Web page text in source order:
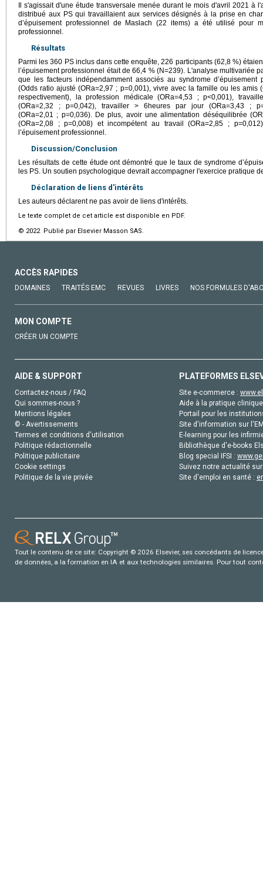
Il s'agissait d'une étude transversale menée durant le mois d'avril 2021 à
distribué aux PS qui travaillaient aux services désignés à la prise en
d’épuisement professionnel de Maslach (22 items) a été utilisé pour
professionnel.
Résultats
Parmi les 360 PS inclus dans cette enquête, 226 participants (62,8 %)
l’épuisement professionnel était de 66,4 % (N=239). L'analyse multivariée
que les facteurs indépendamment associés au syndrome
(Odds ratio ajusté (ORa=2,97 ; p=0,001), vivre avec la famille ou les amis
respectivement), la profession médicale (ORa=4,53 ; p<0,001),
(ORa=2,32 ; p=0,042), travailler > 6heures par jour (ORa=3,43 ;
(ORa=2,01 ; p=0,036). De plus, avoir une alimentation déséquilibrée
(ORa=2,08 ; p=0,008) et incompétent au travail (ORa=2,85 ;
l’épuisement professionnel.
Discussion/Conclusion
Les résultats de cette étude ont démontré que le taux de syndrome
les PS. Un soutien psychologique devrait accompagner l'exercice pratique
Déclaration de liens d'intérêts
Les auteurs déclarent ne pas avoir de liens d'intérêts.
Le texte complet de cet article est disponible en PDF.
© 2022 Publié par Elsevier Masson SAS.
ACCÈS RAPIDES
DOMAINES TRAITÉS EMC REVUES LIVRES NOS FORMULES
MON COMPTE
CRÉER UN COMPTE
AIDE & SUPPORT
Contactez-nous / FAQ
Qui sommes-nous ?
Mentions légales
© - Avertissements
Termes et conditions d'utilisation
Politique rédactionnelle
Politique publicitaire
Cookie settings
Politique de la vie privée
PLATEFORMES
Site e-commerce :
Aide à la pratique
Portail pour les
Site d'information sur
E-learning pour les
Bibliothèque d'e-books
Blog special IFSI :
Suivez notre actualité
Site d'emploi en santé :
Tout le contenu de ce site: Copyright © 2026 Elsevier, ses concédants de
de données, a la formation en IA et aux technologies similaires. Pour tout